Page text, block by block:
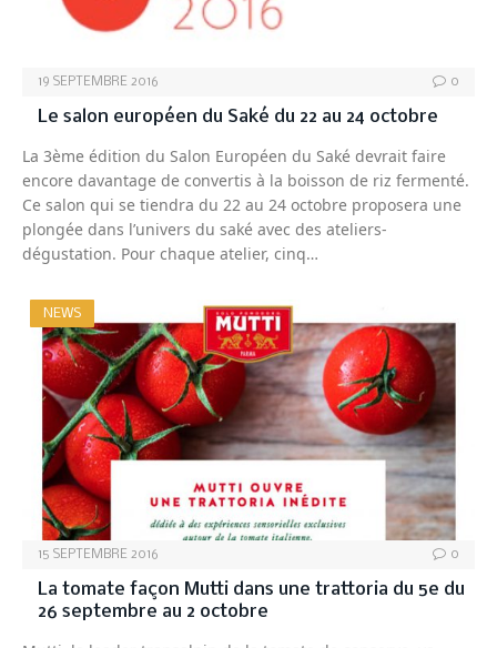
19 SEPTEMBRE 2016 0
Le salon européen du Saké du 22 au 24 octobre
La 3ème édition du Salon Européen du Saké devrait faire
encore davantage de convertis à la boisson de riz fermenté.
Ce salon qui se tiendra du 22 au 24 octobre proposera une
plongée dans l’univers du saké avec des ateliers-
dégustation. Pour chaque atelier, cinq…
NEWS
15 SEPTEMBRE 2016 0
La tomate façon Mutti dans une trattoria du 5e du
26 septembre au 2 octobre